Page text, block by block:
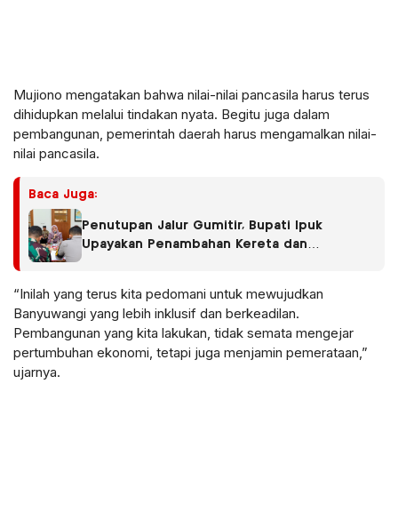
Mujiono mengatakan bahwa nilai-nilai pancasila harus terus
dihidupkan melalui tindakan nyata. Begitu juga dalam
pembangunan, pemerintah daerah harus mengamalkan nilai-
nilai pancasila.
Baca Juga:
Penutupan Jalur Gumitir, Bupati Ipuk
Upayakan Penambahan Kereta dan
“Inilah yang terus kita pedomani untuk mewujudkan
Banyuwangi yang lebih inklusif dan berkeadilan.
Pembangunan yang kita lakukan, tidak semata mengejar
pertumbuhan ekonomi, tetapi juga menjamin pemerataan,”
ujarnya.